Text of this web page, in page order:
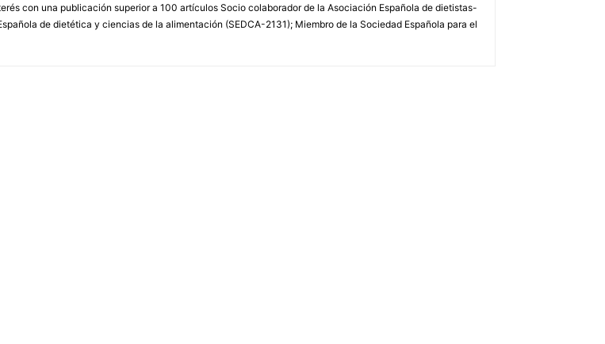
con una publicación superior a 100 artículos Socio colaborador de la Asociación Española de dietistas-
de dietética y ciencias de la alimentación (SEDCA-2131); Miembro de la Sociedad Española para el